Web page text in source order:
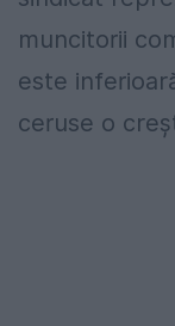
muncitorii
este
ceruse o